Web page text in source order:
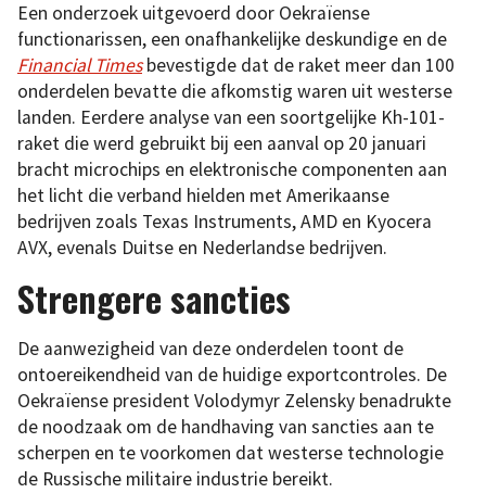
Een onderzoek uitgevoerd door Oekraïense
functionarissen, een onafhankelijke deskundige en de
Financial Timesbevestigde dat de raket meer dan 100
onderdelen bevatte die afkomstig waren uit westerse
landen. Eerdere analyse van een soortgelijke Kh-101-
raket die werd gebruikt bij een aanval op 20 januari
bracht microchips en elektronische componenten aan
het licht die verband hielden met Amerikaanse
bedrijven zoals Texas Instruments, AMD en Kyocera
AVX, evenals Duitse en Nederlandse bedrijven.
Strengere sancties
De aanwezigheid van deze onderdelen toont de
ontoereikendheid van de huidige exportcontroles. De
Oekraïense president Volodymyr Zelensky benadrukte
de noodzaak om de handhaving van sancties aan te
scherpen en te voorkomen dat westerse technologie
de Russische militaire industrie bereikt.